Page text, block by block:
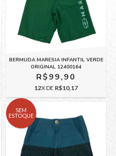
BERMUDA MARESIA INFANTIL VERDE
ORIGINAL 12400164
R$99,90
12X DE R$10,17
SEM
ESTOQUE